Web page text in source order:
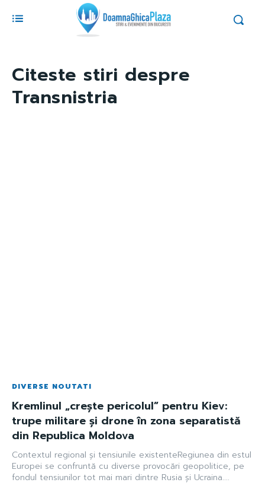
Citeste stiri despre
Transnistria
DIVERSE NOUTATI
Kremlinul „crește pericolul” pentru Kiev:
trupe militare și drone în zona separatistă
din Republica Moldova
Contextul regional și tensiunile existenteRegiunea din estul
Europei se confruntă cu diverse provocări geopolitice, pe
fondul tensiunilor tot mai mari dintre Rusia și Ucraina....